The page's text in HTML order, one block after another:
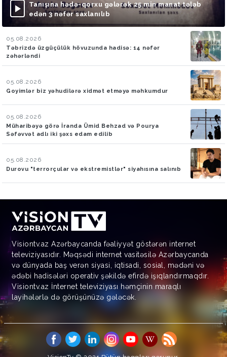
Tanışına hədə-qorxu gələrək 25 min manat tələb
edən 3 nəfər saxlanılıb
05.08.2026
Təbrizdə üzgüçülük hövuzunda hadisə: 14 nəfər
zəhərləndi
05.08.2026
Goyimlər biz yəhudilərə xidmət etməyə məhkumdur
05.08.2026
Müharibəyə görə İranda Ümid Behzad və Pourya
Səfəvvət adlı iki şəxs edam edilib
05.08.2026
Durovu "terrorçular və ekstremistlər" siyahısına salınıb
Visiontv.az Azərbaycanda fəaliyyət göstərən internet
televiziyasıdır. Məqsədi internet vasitəsilə Azərbaycanda
və dünyada baş verən siyasi, iqtisadi, sosial, mədəni və
ədəbi hadisələri operativ şəkildə efirdə işıqlandırmaqdır.
Visiontv.az İnternet televiziyası həmçinin maraqlı
layihələrlə də görüşünüzə gələcək.